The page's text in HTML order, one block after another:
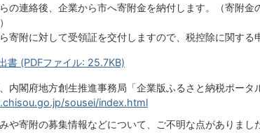
の連絡後、企業から市へ寄附金を納付します。（寄附金
寄附に対して受領証を交付しますので、税控除に関する
書 (PDFファイル: 25.7KB)
内閣府地方創生推進事務局「企業版ふるさと納税ポータ
sousei/index.html
や寄附の募集情報などについて、ご不明な点がありまし